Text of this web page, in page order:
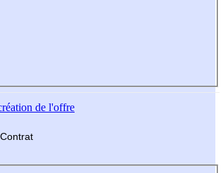
de l'offre
Contrat